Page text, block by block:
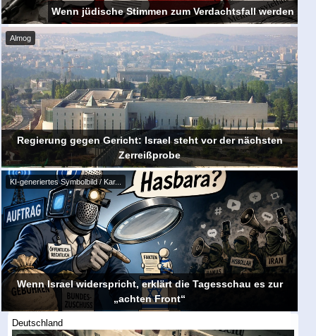
Wenn jüdische Stimmen zum Verdachtsfall werden
Almog
Regierung gegen Gericht: Israel steht vor der nächsten
Zerreißprobe
KI-generiertes Symbolbild / Kar...
Wenn Israel widerspricht, erklärt die Tagesschau es zur
„achten Front“
Deutschland